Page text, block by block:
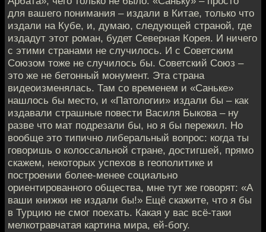
для вашего понимания – издали в Китае, только что
издали на Кубе, и, думаю, следующей страной, где
издадут этот роман, будет Северная Корея. И ничего
с этими странами не случилось. И с Советским
Союзом тоже не случилось бы. Советский Союз –
это же не бетонный монумент. Эта страна
видеоизменялась. Там со временем и «Саньке»
нашлось бы место, и «Патологии» издали бы – как
издавали страшные повести Василя Быкова – ну
разве что мат подрезали бы, но я бы пережил. Но
вообще это типично либеральный вопрос: когда ты
говоришь о колоссальной стране, достигшей, прямо
скажем, некоторых успехов в геополитике и
построении более-менее социально
ориентированного общества, мне тут же говорят: «А
ваши книжки не издали бы!» Ещё скажите, что я бы
в Турцию не смог поехать. Какая у вас всё-таки
мелкотравчатая картина мира, ей-богу.